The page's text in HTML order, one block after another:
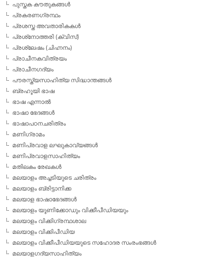
പുസ്തക കൗതുകങ്ങള്‍
പ്രകരണഗ്രന്ഥം
പ്രശസ്ത അവതാരികകള്‍
പ്രശ്‌നോത്തരി (ക്വിസ്)
പ്രശ്ലേഷം (ചിഹ്നനം)
പ്രാചീനകവിത്രയം
പ്രാചീനഗദ്യം
പൗരസ്ത്യസാഹിത്യ സിദ്ധാന്തങ്ങള്‍
ബ്രഹൂയി ഭാഷ
ഭാഷ എന്നാല്‍
ഭാഷാ ഭേദങ്ങള്‍
ഭാഷാപഠനചരിത്രം
മണിഗ്രാമം
മണിപ്രവാള ലഘുകാവ്യങ്ങള്‍
മണിപ്രവാളസാഹിത്യം
മതിലകം രേഖകള്‍
മലയാളം അച്ചടിയുടെ ചരിത്രം
മലയാളം ബ്രിട്ടാനിക്ക
മലയാള ഭാഷാഭേദങ്ങള്‍
മലയാളം യൂണിക്കോഡും വിക്കീപീഡിയയും
മലയാളം വിക്കിഗ്രന്ഥശാല
മലയാളം വിക്കിപീഡിയ
മലയാളം വിക്കീപീഡിയയുടെ സഹോദര സംരംഭങ്ങള്‍
മലയാളഗദ്യസാഹിത്യം